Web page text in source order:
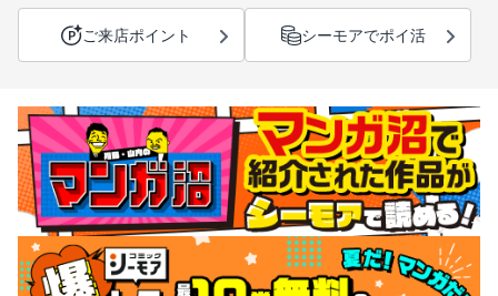
ご来店ポイント シーモアでポイ活